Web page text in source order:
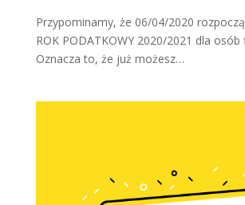
Przypominamy, że 06/04/2020
ROK PODATKOWY 2020/2021 dla osób
Oznacza to, że już możesz…